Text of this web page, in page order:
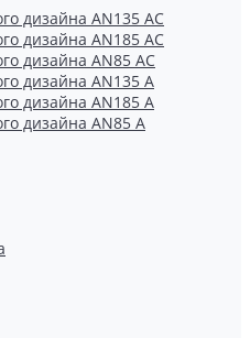
дизайна АN135 АС
дизайна АN185 АС
дизайна АN85 АС
дизайна АN135 А
дизайна АN185 А
дизайна АN85 А